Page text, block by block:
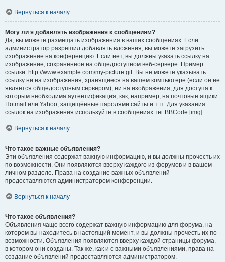
Вернуться к началу
Могу ли я добавлять изображения к сообщениям?
Да, вы можете размещать изображения в ваших сообщениях. Если
администратор разрешил добавлять вложения, вы можете загрузить
изображение на конференцию. Если нет, вы должны указать ссылку на
изображение, сохранённое на общедоступном веб-сервере. Пример
ссылки: http://www.example.com/my-picture.gif. Вы не можете указывать
ссылку ни на изображения, хранящиеся на вашем компьютере (если он не
является общедоступным сервером), ни на изображения, для доступа к
которым необходима аутентификация, как, например, на почтовые ящики
Hotmail или Yahoo, защищённые паролями сайты и т. п. Для указания
ссылок на изображения используйте в сообщениях тег BBCode [img].
Вернуться к началу
Что такое важные объявления?
Эти объявления содержат важную информацию, и вы должны прочесть их
по возможности. Они появляются вверху каждого из форумов и в вашем
личном разделе. Права на создание важных объявлений
предоставляются администратором конференции.
Вернуться к началу
Что такое объявления?
Объявления чаще всего содержат важную информацию для форума, на
котором вы находитесь в настоящий момент, и вы должны прочесть их по
возможности. Объявления появляются вверху каждой страницы форума,
в котором они созданы. Так же, как и с важными объявлениями, права на
создание объявлений предоставляются администратором.